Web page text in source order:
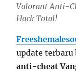
Valorant Anti-
Hack Total!
update
anti-cheat